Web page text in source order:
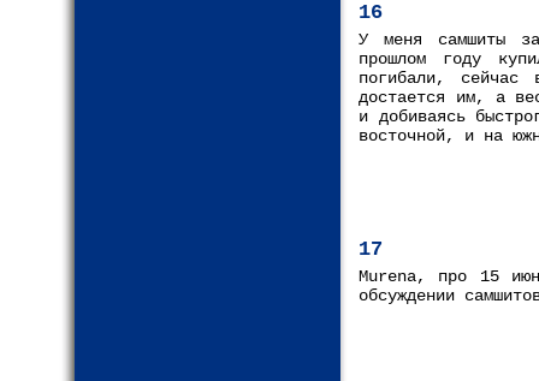
16
У меня самшиты
прошлом году
погибали,
достается им, а
и добиваясь
восточной, и на
17
Murena, про 15
обсуждении